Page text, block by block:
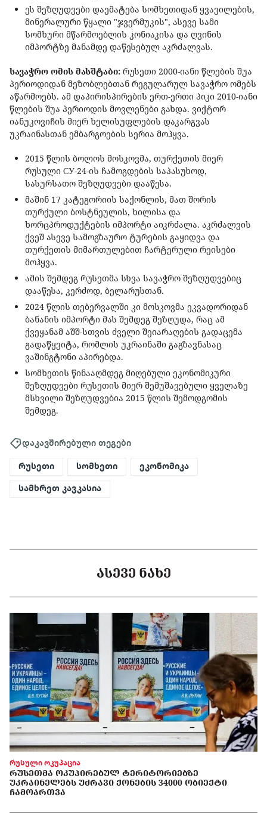
ეს შეზღუდვები დაემატება სომხეთიდან ყვავილების,
მინერალური წყალი "ჯვერმუკის", ასევე სამი
სომხური მწარმოებლის კონიაკისა და ღვინის
იმპორტზე მანამდე დაწესებულ აკრძალვას.
სავაჭრო ომის მასშტაბი: რუსეთი 2000-იანი წლების შუა
პერიოდიდან მეზობლებთან რეგულარულ სავაჭრო ომებს
აწარმოებს. ამ დაპირისპირების ერთ-ერთი პიკი 2010-იანი
წლების შუა პერიოდის მოვლენები გახდა. ვიქტორ
იანუკოვიჩის მიერ ხელისუფლების დაკარგვას
უკრაინასთან ემბარგოების სერია მოჰყვა.
2015 წლის ბოლოს მოსკოვმა, თურქეთის მიერ
რუსული СУ-24-ის ჩამოგდების საპასუხოდ,
სასურსათო შეზღუდვები დააწესა.
მაშინ 17 კატეგორიის საქონლის, მათ შორის
თურქული ბოსტნეულის, ხილისა და
ხორცპროდუქტების იმპორტი აიკრძალა. აკრძალვის
ქვეშ ასევე სამოგზაურო ტურების გაყიდვა და
თურქეთის მიმართულებით ჩარტერული რეისები
მოჰყვა.
ამის შემდეგ რუსეთმა სხვა სავაჭრო შეზღუდვებიც
დააწესა, კერძოდ, ბელარუსთან.
2024 წლის თებერვალში კი მოსკოვმა ეკვადორიდან
ბანანის იმპორტი მას შემდეგ შეზღუდა, რაც ამ
ქვეყანამ აშშ-სთვის ძველი შეიარაღების გადაცემა
გადაწყვიტა, რომლის უკრაინაში გაგზავნასაც
ვაშინგტონი აპირებდა.
სომხეთის წინააღმდეგ მიღებული ეკონომიკური
შეზღუდვები რუსეთის მიერ შემუშავებული ყველაზე
მსხვილი შეზღუდვებია 2015 წლის შემოდგომის
შემდეგ.
დაკავშირებული თეგები
რუსეთი სომხეთი ეკონომიკა
სამხრეთ კავკასია
ᲐᲡᲔᲕᲔ ᲜᲐᲮᲔ
რუსული ოკუპაცია
ᲠᲣᲡᲔᲗᲛᲐ ᲝᲙᲣᲞᲘᲠᲔᲑᲣᲚ ᲢᲔᲠᲘᲢᲝᲠᲘᲔᲑᲖᲔ
ᲣᲙᲠᲐᲘᲜᲔᲚᲔᲑᲡ ᲣᲫᲠᲐᲕᲘ ᲥᲝᲜᲔᲑᲘᲡ 34000 ᲝᲑᲘᲔᲥᲢᲘ
ᲩᲐᲛᲝᲐᲠᲗᲕᲐ